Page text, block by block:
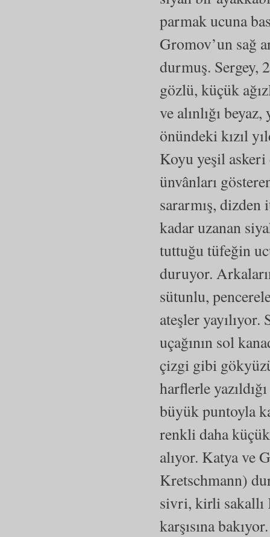
parmak ucuna
Gromov’un sağ
durmuş. Sergey,
gözlü, küçük
ve alınlığı
önündeki kızıl
Koyu yeşil askeri
ünvânları
sararmış,
kadar uzanan
tuttuğu tüfeğin
duruyor.
sütunlu,
ateşler
uçağının sol
çizgi gibi
harflerle
büyük puntoyla
renkli daha
alıyor. Katya ve
Kretschmann)
sivri, kirli sakallı
karşısına